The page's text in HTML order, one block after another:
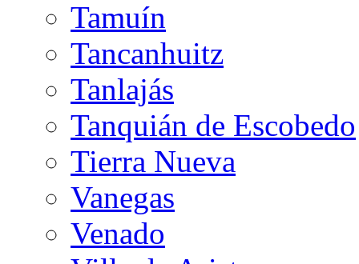
Tamuín
Tancanhuitz
Tanlajás
Tanquián de Escobedo
Tierra Nueva
Vanegas
Venado